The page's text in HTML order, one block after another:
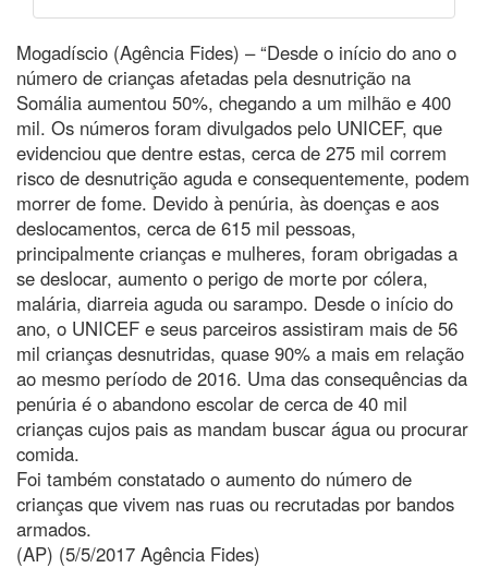
Mogadíscio (Agência Fides) – “Desde o início do ano o
número de crianças afetadas pela desnutrição na
Somália aumentou 50%, chegando a um milhão e 400
mil. Os números foram divulgados pelo UNICEF, que
evidenciou que dentre estas, cerca de 275 mil correm
risco de desnutrição aguda e consequentemente, podem
morrer de fome. Devido à penúria, às doenças e aos
deslocamentos, cerca de 615 mil pessoas,
principalmente crianças e mulheres, foram obrigadas a
se deslocar, aumento o perigo de morte por cólera,
malária, diarreia aguda ou sarampo. Desde o início do
ano, o UNICEF e seus parceiros assistiram mais de 56
mil crianças desnutridas, quase 90% a mais em relação
ao mesmo período de 2016. Uma das consequências da
penúria é o abandono escolar de cerca de 40 mil
crianças cujos pais as mandam buscar água ou procurar
comida.
Foi também constatado o aumento do número de
crianças que vivem nas ruas ou recrutadas por bandos
armados.
(AP) (5/5/2017 Agência Fides)